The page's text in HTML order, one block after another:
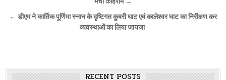
← डीएम ने कार्तिक पूर्णिमा स्नान के दृष्टिगत कुबरी घाट एवं कालेश्वर घाट का निरीक्षण कर
व्यवस्थाओं का लिया जायजा
RECENT POSTS